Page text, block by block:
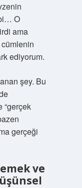
O
ama
ediyorum.
şey. Bu
“gerçek
gerçeği
ve